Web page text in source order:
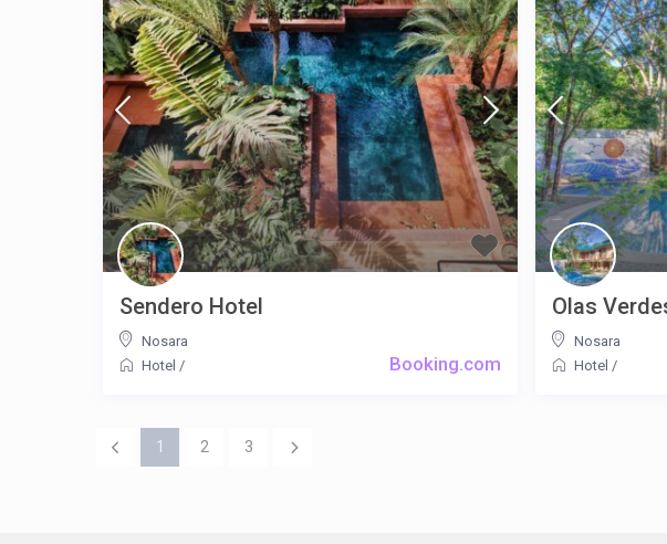
Booking.com
Sendero Hotel
Nosara
Hotel /
Olas
Nosara
Hotel /
1 2 3